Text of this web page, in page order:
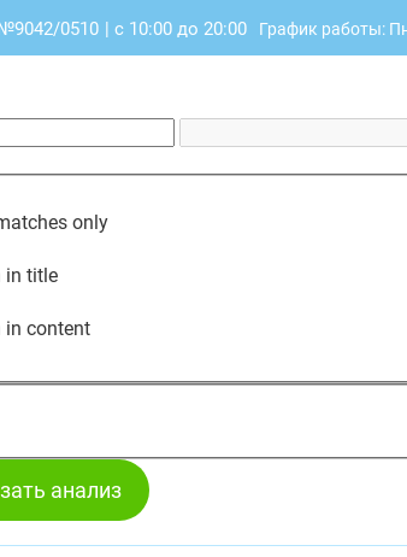
0510 | с 10:00 до 20:00 График работы:
only
in title
in content
анализ